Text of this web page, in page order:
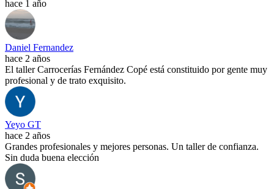
hace 1 año
Daniel Fernandez
hace 2 años
El taller Carrocerías Fernández Copé está constituido por gente muy
profesional y de trato exquisito.
Yeyo GT
hace 2 años
Grandes profesionales y mejores personas. Un taller de confianza.
Sin duda buena elección